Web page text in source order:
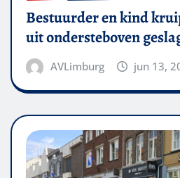
Bestuurder en kind
uit ondersteboven
AVLimburg jun 13,